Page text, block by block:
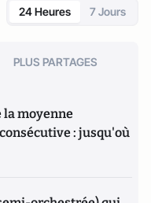
24 Heures 7 Jours
PLUS PARTAGES
la moyenne
: jusqu'où